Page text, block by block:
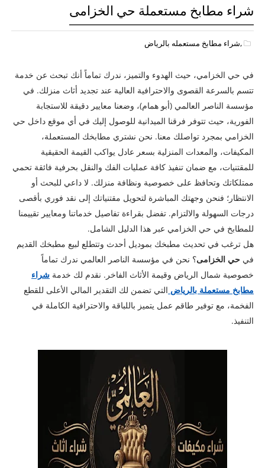
شراء مطابخ مستعملة حي الخزامى
,شراء مطابخ مستعمله بالرياض
في حي الخزامي، حيث الهدوء والتميز، ندرك تماماً أنك تبحث عن خدمة
تتسم بالسرعة القصوى والاحترافية العالية عند تجديد أثاث منزلك. في
مؤسسة الناصر العالمي (أبو همام)، وضعنا معايير دقيقة للاستجابة
الفورية، حيث تتوفر فرقنا الميدانية للوصول إليك في أي موقع داخل حي
الخزامي بمجرد تواصلك معنا. نحن نشتري مطابخك المستعملة،
المكيفات، والمعدات المنزلية بسعر عادل يواكب القيمة الحقيقية
للمقتنيات، مع ضمان تنفيذ كافة عمليات الفك والنقل بحرفية فائقة تحمي
ممتلكاتك وتحافظ على خصوصية ونظافة منزلك. لا داعي للبحث أو
الانتظار؛ فنحن وجهتك المباشرة لتحويل مقتنياتك إلى نقد فوري بأقصى
درجات السهولة والالتزام. تفضل بقراءة تفاصيل خدماتنا ومعايير تقييمنا
للمطابخ في حي الخزامي عبر هذا الدليل الشامل.
هل ترغب في تحديث مطبخك بموديل أحدث وتتطلع لبيع مطبخك القديم
في حي الخزامى؟ نحن في مؤسسة الناصر العالمي ندرك تماماً
خصوصية شمال الرياض وقيمة الأثاث الفاخر. نقدم لك خدمة شراء
مطابخ مستعملة بالرياض التي تضمن لك التقدير المالي الأعلى للقطع
الفخمة، مع توفير طاقم عمل يتميز باللباقة والاحترافية الكاملة في
التنفيذ.